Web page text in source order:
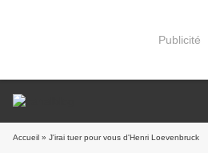
Publicité
Accueil » J'irai tuer pour vous d'Henri Loevenbruck